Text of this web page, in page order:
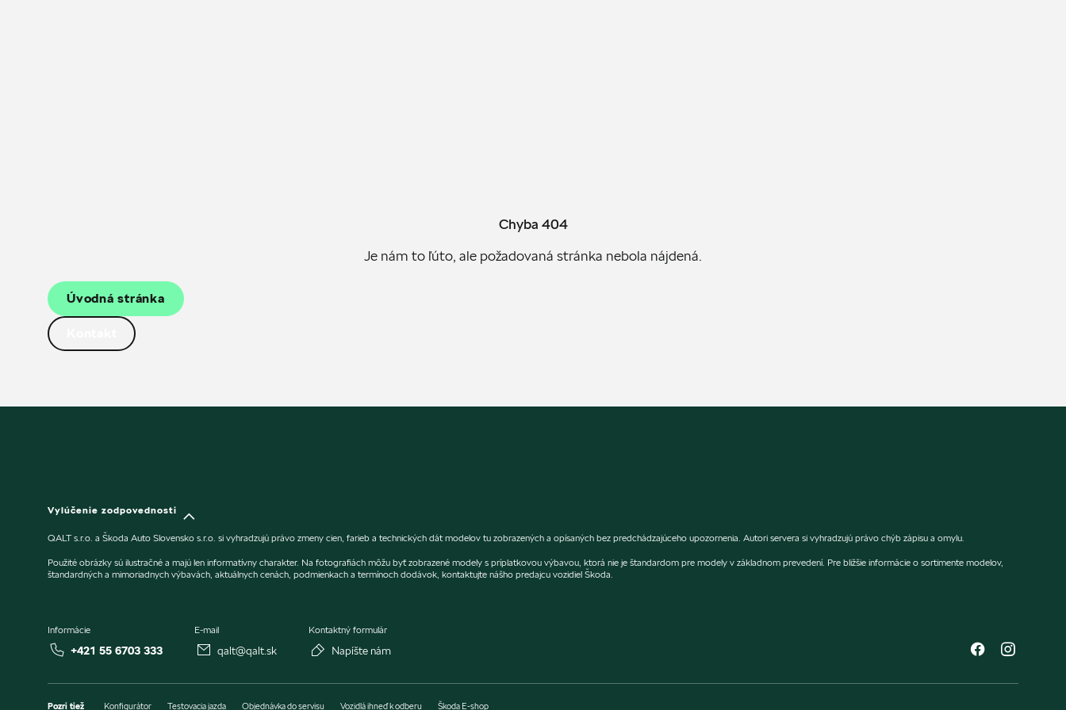
Chyba 404
Je nám to ľúto, ale požadovaná stránka nebola nájdená.
Úvodná stránka
Vylúčenie zodpovednosti
QALT s.r.o. a Škoda Auto Slovensko s.r.o. si vyhradzujú právo zmeny cien, farieb a technických dát modelov tu zobrazených a opísaných bez predchádzajúceho upozornenia. Autori servera si vyhradzujú právo chýb zápisu a omylu.
Použité obrázky sú ilustračné a majú len informatívny charakter. Na fotografiách môžu byť zobrazené modely s príplatkovou výbavou, ktorá nie je štandardom pre modely v základnom prevedení. Pre bližšie informácie o sortimente modelov,
štandardných a mimoriadnych výbavách, aktuálnych cenách, podmienkach a termínoch dodávok, kontaktujte nášho predajcu vozidiel Škoda.
Informácie
+421 55 6703 333
E-mail
qalt@qalt.sk
Kontaktný formulár
Napíšte nám
Pozri tiež Konfigurátor Testovacia jazda Objednávka do servisu Vozidlá ihneď k odberu Škoda E-shop